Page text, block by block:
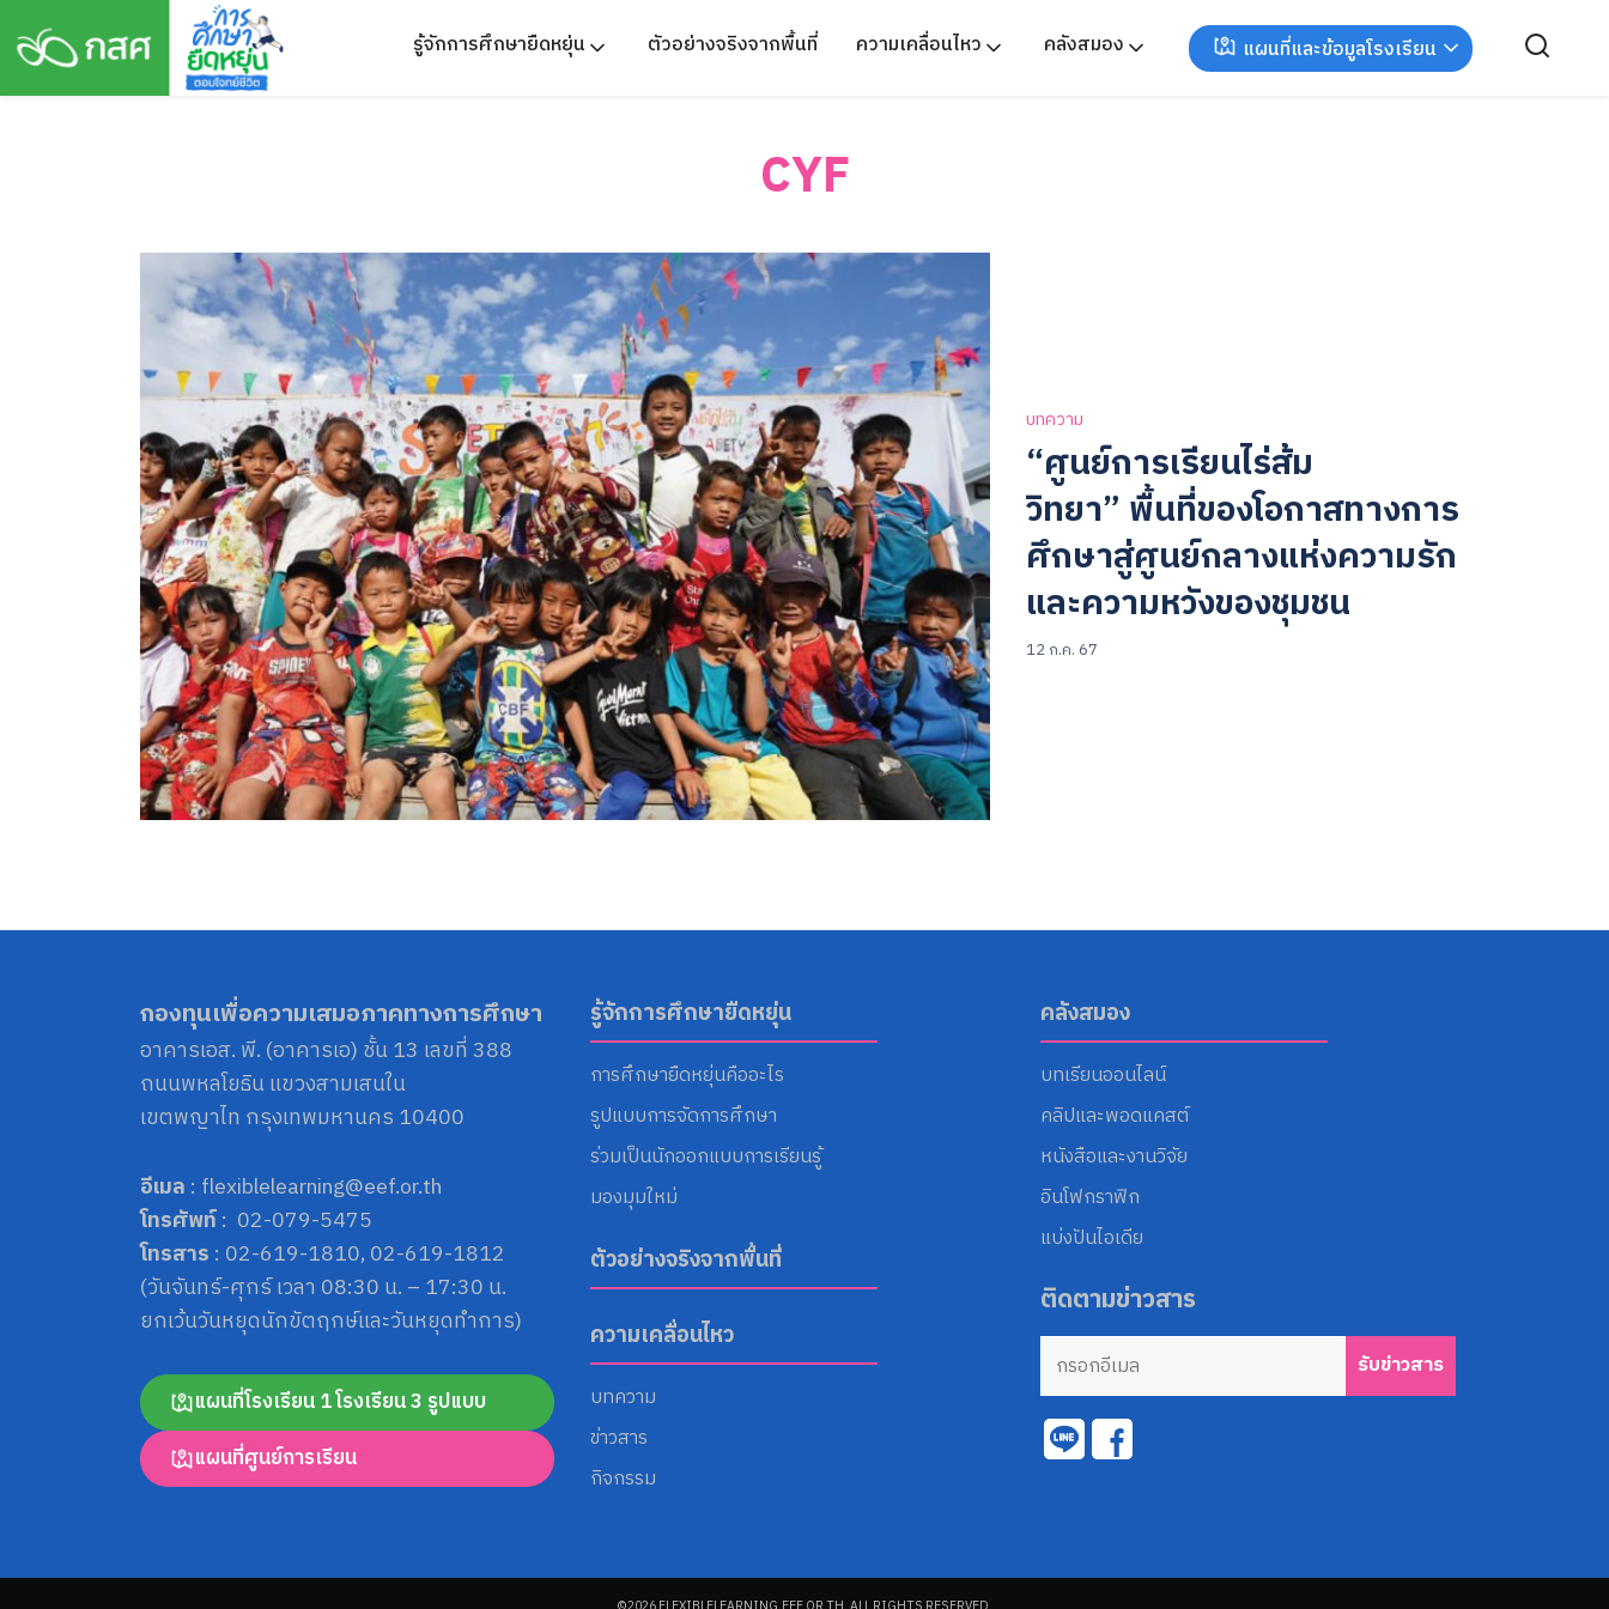
content
รู้จักการศึกษายืดหยุ่น ตัวอย่างจริงจากพื้นที่ ความเคลื่อนไหว คลังสมอง แผนที่และข้อมูลโรงเรียน
Search
CYF
บทความ
“ศูนย์การเรียนไร่ส้ม
วิทยา” พื้นที่ของโอกาสทางการ
ศึกษาสู่ศูนย์กลางแห่งความรัก
และความหวังของชุมชน
12 ก.ค. 67
กองทุนเพื่อความเสมอภาคทางการศึกษา
อาคารเอส. พี. (อาคารเอ) ชั้น 13 เลขที่ 388
ถนนพหลโยธิน แขวงสามเสนใน
เขตพญาไท กรุงเทพมหานคร 10400
อีเมล : flexiblelearning@eef.or.th
โทรศัพท์: 02-079-5475
โทรสาร : 02-619-1810, 02-619-1812
(วันจันทร์-ศุกร์ เวลา 08:30 น. – 17:30 น.
ยกเว้นวันหยุดนักขัตฤกษ์และวันหยุดทำการ)
แผนที่โรงเรียน 1 โรงเรียน 3 รูปแบบ
แผนที่ศูนย์การเรียน
รู้จักการศึกษายืดหยุ่น
การศึกษายืดหยุ่นคืออะไร
รูปแบบการจัดการศึกษา
ร่วมเป็นนักออกแบบการเรียนรู้
มองมุมใหม่
ตัวอย่างจริงจากพื้นที่
ความเคลื่อนไหว
บทความ
ข่าวสาร
กิจกรรม
คลังสมอง
บทเรียนออนไลน์
คลิปและพอดแคสต์
หนังสือและงานวิจัย
อินโฟกราฟิก
แบ่งปันไอเดีย
ติดตามข่าวสาร